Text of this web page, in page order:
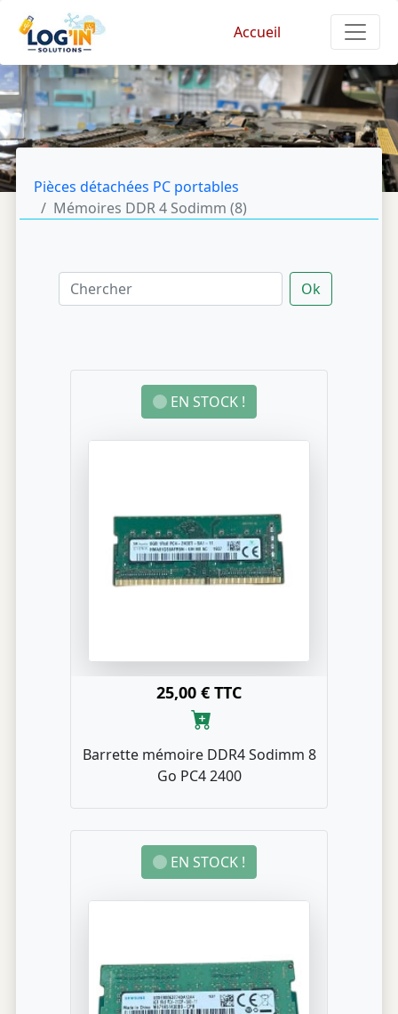
Accueil
Pièces détachées PC portables
Mémoires DDR 4 Sodimm (8)
Ok
EN STOCK !
25,00 € TTC
Barrette mémoire DDR4 Sodimm 8
Go PC4 2400
EN STOCK !